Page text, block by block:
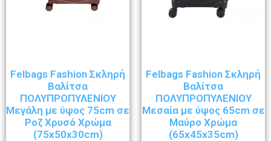
Felbags Fashion Σκληρή
Βαλίτσα
ΠΟΛΥΠΡΟΠΥΛΕΝΙΟΥ
Μεγάλη με ύψος 75cm σε
Ροζ Χρυσό Χρώμα
(75x50x30cm)
Felbags Fashion Σκληρή
Βαλίτσα
ΠΟΛΥΠΡΟΠΥΛΕΝΙΟΥ
Μεσαία με ύψος 65cm σε
Μαύρο Χρώμα
(65x45x35cm)